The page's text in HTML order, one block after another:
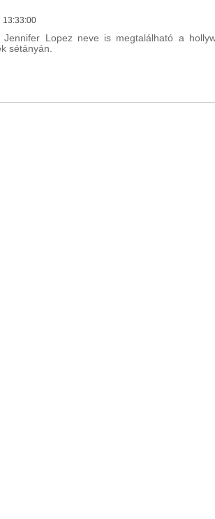
13:33:00
Jennifer Lopez neve is megtalálható a
sétányán.